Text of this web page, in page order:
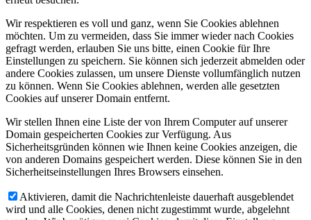
Wir respektieren es voll und ganz, wenn Sie Cookies ablehnen
möchten. Um zu vermeiden, dass Sie immer wieder nach Cookies
gefragt werden, erlauben Sie uns bitte, einen Cookie für Ihre
Einstellungen zu speichern. Sie können sich jederzeit abmelden oder
andere Cookies zulassen, um unsere Dienste vollumfänglich nutzen
zu können. Wenn Sie Cookies ablehnen, werden alle gesetzten
Cookies auf unserer Domain entfernt.
Wir stellen Ihnen eine Liste der von Ihrem Computer auf unserer
Domain gespeicherten Cookies zur Verfügung. Aus
Sicherheitsgründen können wie Ihnen keine Cookies anzeigen, die
von anderen Domains gespeichert werden. Diese können Sie in den
Sicherheitseinstellungen Ihres Browsers einsehen.
Aktivieren, damit die Nachrichtenleiste dauerhaft ausgeblendet
wird und alle Cookies, denen nicht zugestimmt wurde, abgelehnt